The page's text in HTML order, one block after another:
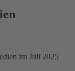
im Juli 2025